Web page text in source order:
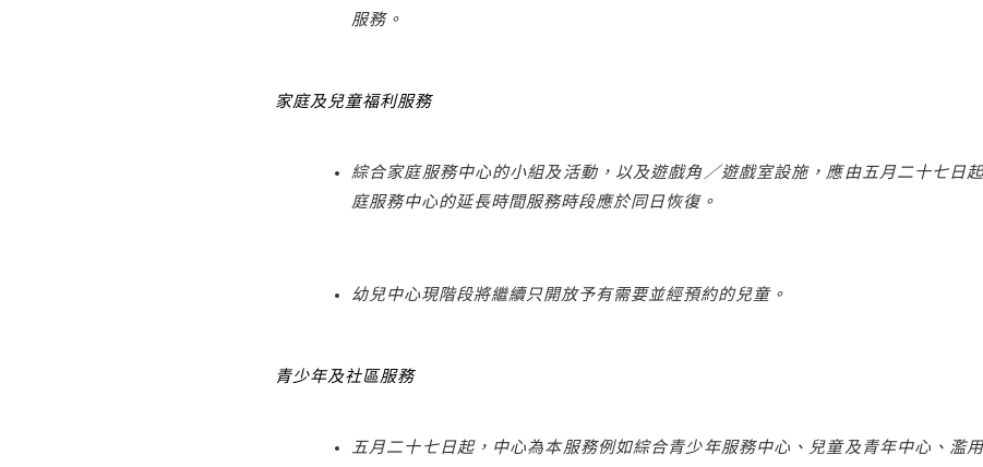
服務。
家庭及兒童福利服務
綜合家庭服務中心的小組及活動，以及遊戲角／遊戲室設施，應由五月二十七日
庭服務中心的延長時間服務時段應於同日恢復。
幼兒中心現階段將繼續只開放予有需要並經預約的兒童。
青少年及社區服務
五月二十七日起，中心為本服務例如綜合青少年服務中心、兒童及青年中心、濫